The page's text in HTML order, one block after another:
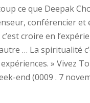
ce que Deepak
conférencier et
croire en
… La spiritualité
» Vivez
end (0009 . 7